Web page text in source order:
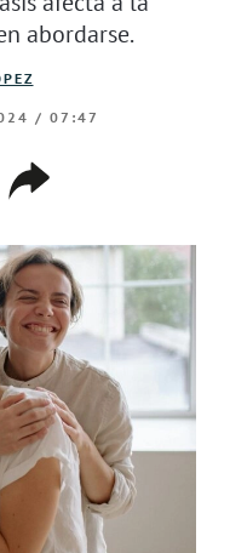
abordarse.
/ 07:47
compartir
enlace